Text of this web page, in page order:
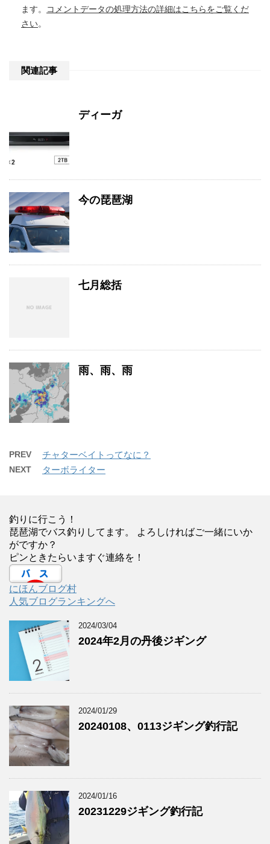
ます。
コメントデータの処理方法の詳細はこちらをご覧くだ
さい。
関連記事
ディーガ
今の琵琶湖
七月総括
雨、雨、雨
PREV チャターベイトってなに？
NEXT ターボライター
釣りに行こう！
琵琶湖でバス釣りしてます。 よろしければご一緒にいか
がですか？
ピンときたらいますぐ連絡を！
にほんブログ村
人気ブログランキングへ
2024/03/04
2024年2月の丹後ジギング
2024/01/29
20240108、0113ジギング釣行記
2024/01/16
20231229ジギング釣行記